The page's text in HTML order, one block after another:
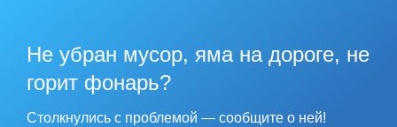
Не убран мусор, яма на дороге, не
горит фонарь?
Столкнулись с проблемой — сообщите о ней!